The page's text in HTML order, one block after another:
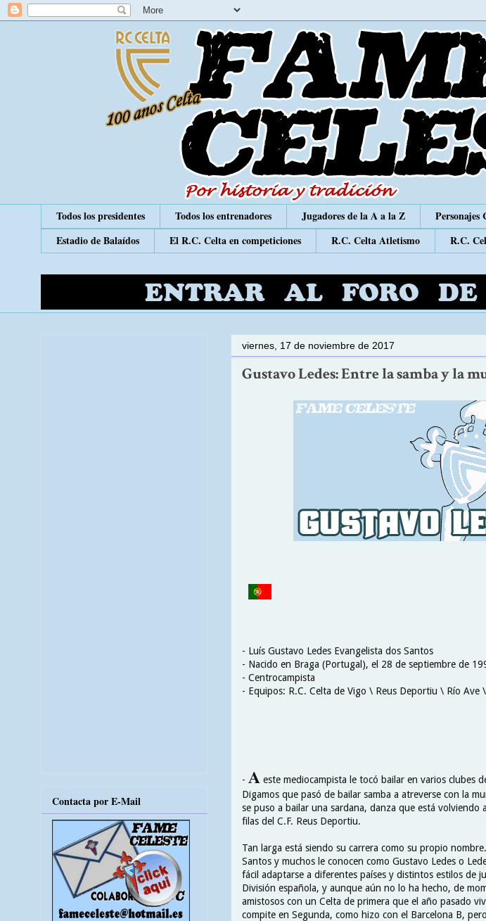
Todos los presidentes Todos los entrenadores Jugadores de la A a la Z Personajes
Estadio de Balaídos
El R.C. Celta en competiciones R.C. Celta Atletismo R.C.
viernes, 17 de noviembre de 2017
Gustavo Ledes: Entre la samba y la
- Luís Gustavo Ledes Evangelista dos Santos
- Nacido en Braga (Portugal), el 28 de septiembre de
- Centrocampista
- Equipos: R.C. Celta de Vigo \ Reus Deportiu \ Río
- A este mediocampista le tocó bailar en varios clubes
Digamos que pasó de bailar samba a atreverse con la
se puso a bailar una sardana, danza que está
filas del C.F. Reus Deportiu.
Tan larga está siendo su carrera como su propio
Santos y muchos le conocen como Gustavo Ledes o
fácil adaptarse a diferentes países y distintos estilos de
División española, y aunque aún no lo ha hecho, de
amistosos con un Celta de primera que el año pasado
compite en Segunda, como hizo con el Barcelona B,
Contacta por E-Mail